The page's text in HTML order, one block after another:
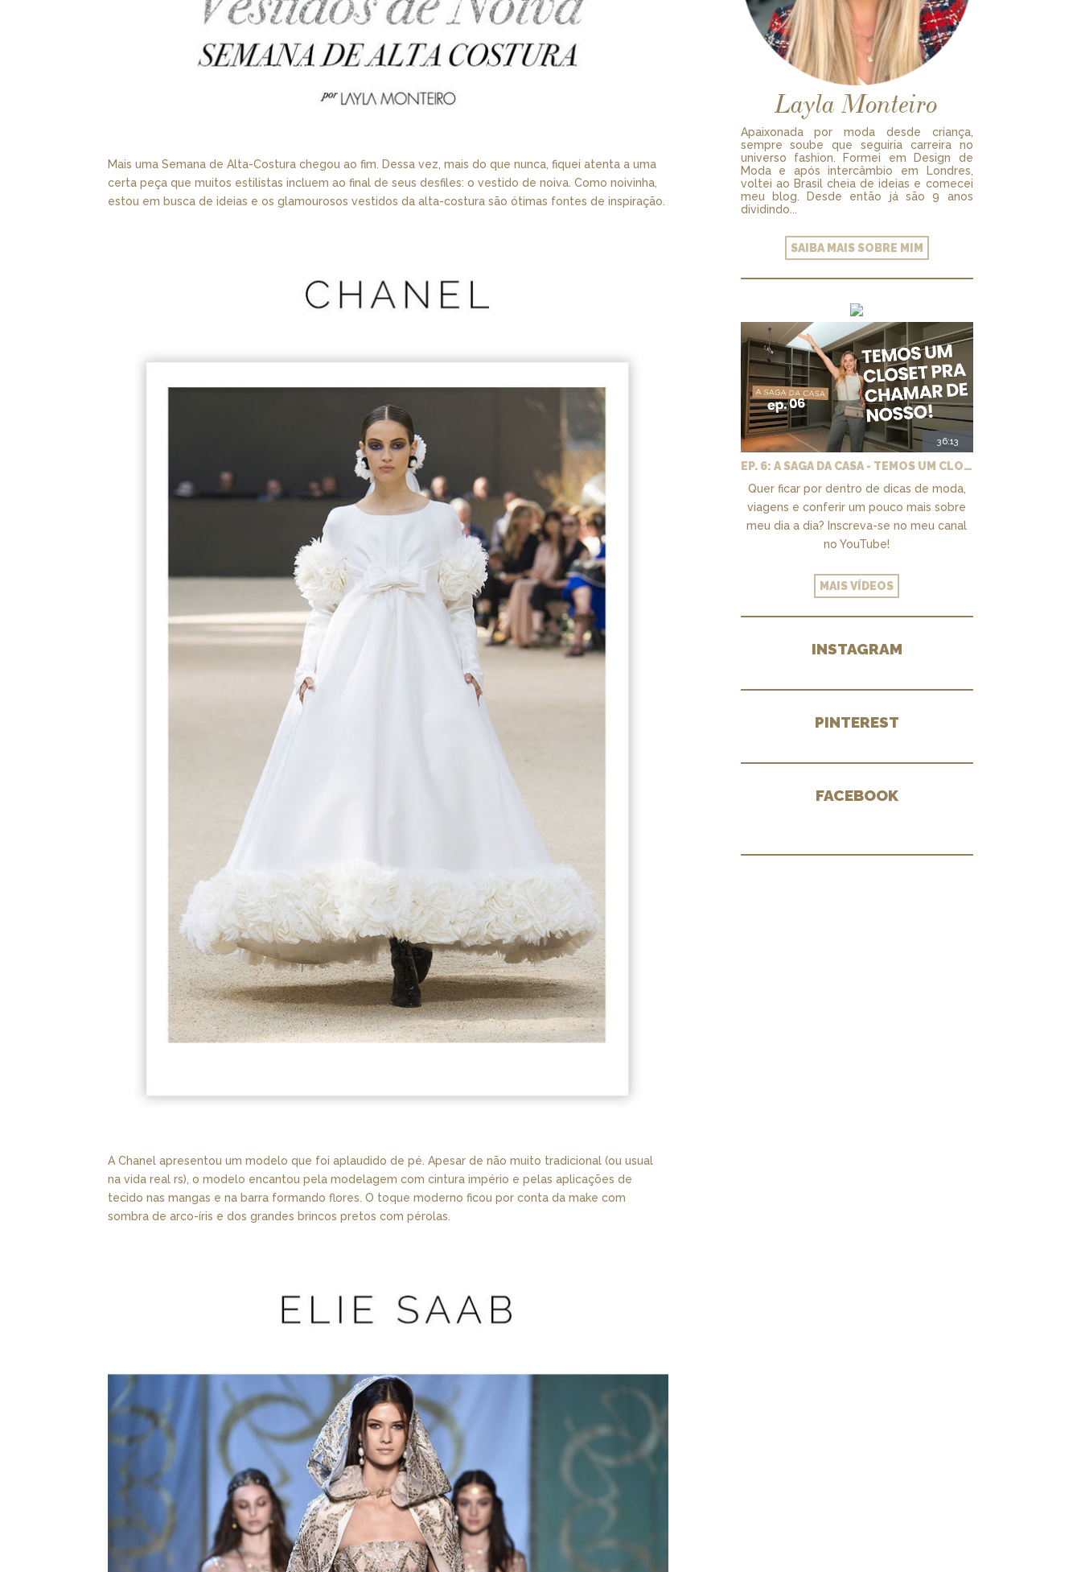
Mais uma Semana de Alta-Costura chegou ao fim. Dessa vez, mais do que nunca, fiquei atenta a uma
certa peça que muitos estilistas incluem ao final de seus desfiles: o vestido de noiva. Como noivinha,
estou em busca de ideias e os glamourosos vestidos da alta-costura são ótimas fontes de inspiração.
A Chanel apresentou um modelo que foi aplaudido de pé. Apesar de não muito tradicional (ou usual
na vida real rs), o modelo encantou pela modelagem com cintura império e pelas aplicações de
tecido nas mangas e na barra formando flores. O toque moderno ficou por conta da make com
sombra de arco-íris e dos grandes brincos pretos com pérolas.
Layla Monteiro
Apaixonada por moda desde criança,
sempre soube que seguiria carreira no
universo fashion. Formei em Design de
Moda e após intercâmbio em Londres,
voltei ao Brasil cheia de ideias e comecei
meu blog. Desde então já são 9 anos
dividindo...
SAIBA MAIS SOBRE MIM
36:13
EP. 6: A SAGA DA CASA - TEMOS UM CLOSET PRA CHAMAR DE NOSSO + MARCENARIA E PAISAGISMO
Quer ficar por dentro de dicas de moda,
viagens e conferir um pouco mais sobre
meu dia a dia? Inscreva-se no meu canal
no YouTube!
MAIS VÍDEOS
INSTAGRAM
PINTEREST
FACEBOOK